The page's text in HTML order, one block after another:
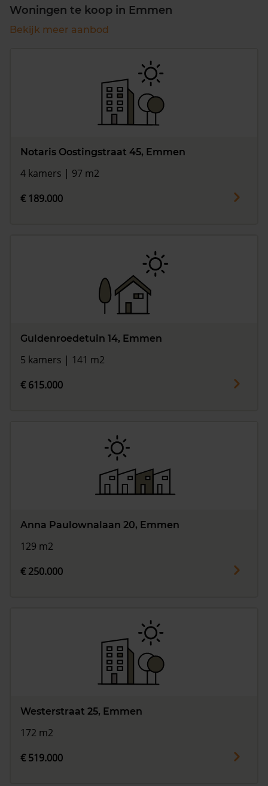
Woningen te koop in Emmen
Bekijk meer aanbod
Notaris Oostingstraat 45, Emmen
4 kamers | 97 m2
€ 189.000
Guldenroedetuin 14, Emmen
5 kamers | 141 m2
€ 615.000
Anna Paulownalaan 20, Emmen
129 m2
€ 250.000
Westerstraat 25, Emmen
172 m2
€ 519.000